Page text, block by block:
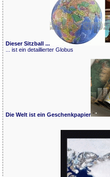
Dieser Sitzball ...
... ist ein detaillierter Globus
Die Welt ist ein Geschenkpapier